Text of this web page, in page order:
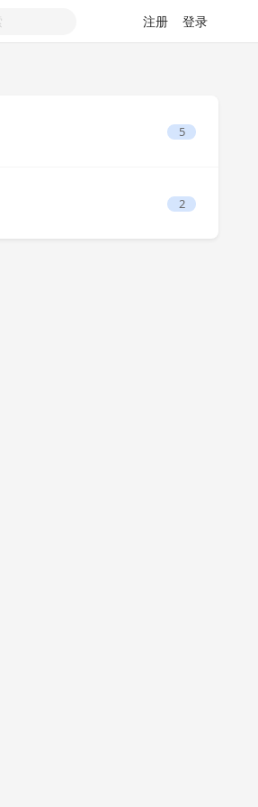
注册 登录
5
2